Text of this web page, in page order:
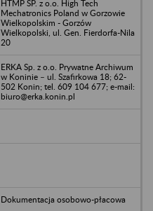
HTMP SP. z o.o. High Tech
Mechatronics Poland w Gorzowie
Wielkopolskim - Gorzów
Wielkopolski, ul. Gen. Fierdorfa-Nila
20
ERKA Sp. z o.o. Prywatne Archiwum
w Koninie – ul. Szafirkowa 18; 62-
502 Konin; tel. 609 104 677; e-mail:
biuro@erka.konin.pl
Dokumentacja osobowo-płacowa